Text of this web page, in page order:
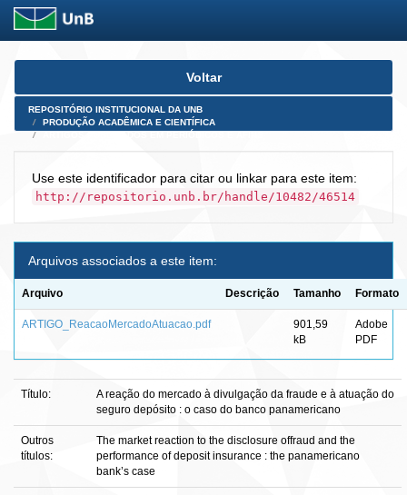
Skip
Voltar
REPOSITÓRIO INSTITUCIONAL DA UNB
PRODUÇÃO ACADÊMICA E CIENTÍFICA
Use este identificador para citar ou linkar para este item:
http://repositorio.unb.br/handle/10482/46514
Arquivos associados a este item:
Arquivo Descrição Tamanho Formato
ARTIGO_ReacaoMercadoAtuacao.pdf
901,59
kB
Adobe
PDF
Título:
A reação do mercado à divulgação da fraude e à atuação do
seguro depósito : o caso do banco panamericano
Outros
títulos:
The market reaction to the disclosure offraud and the
performance of deposit insurance : the panamericano
bank’s case